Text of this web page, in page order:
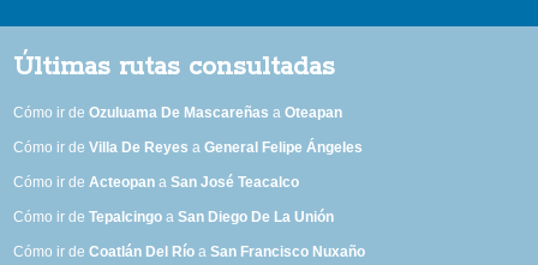
Últimas rutas consultadas
Cómo ir deOzuluama De Mascareñas aOteapan
Cómo ir deVilla De Reyes aGeneral Felipe Ángeles
Cómo ir deActeopan aSan José Teacalco
Cómo ir deTepalcingo aSan Diego De La Unión
Cómo ir deCoatlán Del Río aSan Francisco Nuxaño